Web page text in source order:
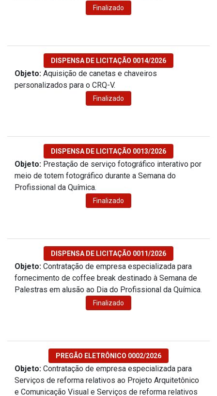
Finalizado
DISPENSA DE LICITAÇÃO 0014/2026
Objeto: Aquisição de canetas e chaveiros
personalizados para o CRQ-V.
Finalizado
DISPENSA DE LICITAÇÃO 0013/2026
Objeto: Prestação de serviço fotográfico interativo por
meio de totem fotográfico durante a Semana do
Profissional da Química.
Finalizado
DISPENSA DE LICITAÇÃO 0011/2026
Objeto: Contratação de empresa especializada para
fornecimento de coffee break destinado à Semana de
Palestras em alusão ao Dia do Profissional da Química.
Finalizado
PREGÃO ELETRÔNICO 0002/2026
Objeto: Contratação de empresa especializada para
Serviços de reforma relativos ao Projeto Arquitetônico
e Comunicação Visual e Serviços de reforma relativos